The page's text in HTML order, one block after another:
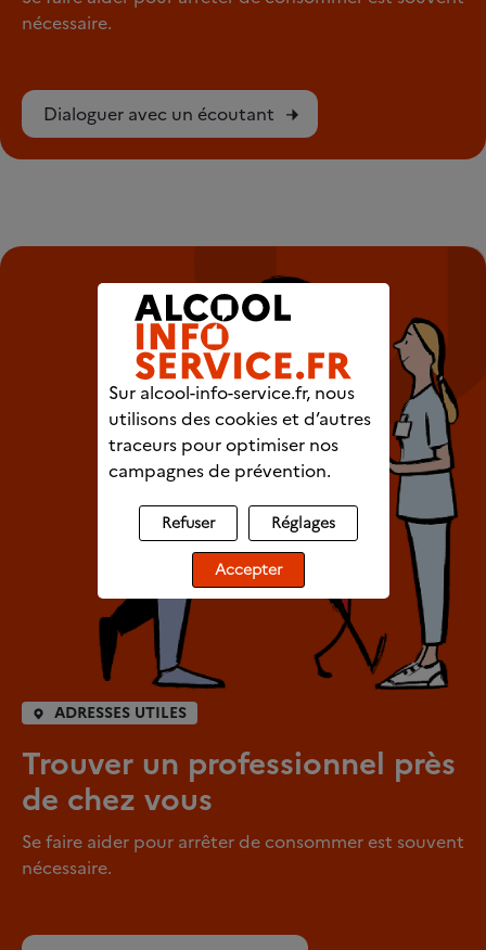
nécessaire.
Dialoguer avec un écoutant
ADRESSES UTILES
Trouver un professionnel près
de chez vous
Se faire aider pour arrêter de consommer est souvent
nécessaire.
Sur alcool-info-service.fr, nous
utilisons des cookies et d’autres
traceurs pour optimiser nos
campagnes de prévention.
Refuser Réglages
Accepter